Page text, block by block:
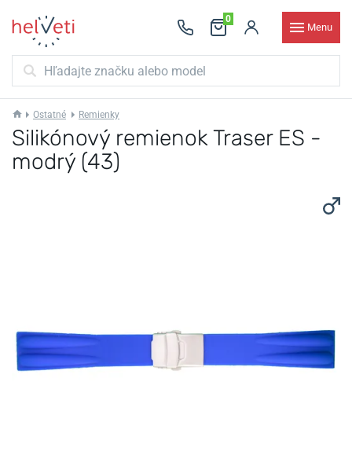
0
Menu
Ostatné Remienky
Silikónový remienok Traser ES -
modrý (43)